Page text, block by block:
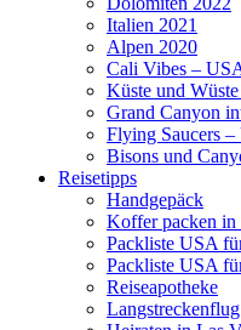
Italien 2021
Alpen 2020
Cali Vibes –
Küste und
Grand Canyon
Flying Saucers
Bisons und
Reisetipps
Handgepäck
Koffer packen in
Packliste USA
Packliste USA
Reiseapotheke
Langstreckenflug